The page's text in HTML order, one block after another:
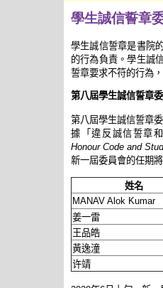
學生誠信誓章
學生誠信誓章是書院
的行為負責。學生誠
誓章要求不符的行為
第八屆學生誠信誓章
第八屆學生誠信誓章
據「違反誠信誓章
Honour Code and
新一屆委員會的任期
姓名
MANAV Alok Kumar
姜一雷
王品皓
黃逸潼
许靖